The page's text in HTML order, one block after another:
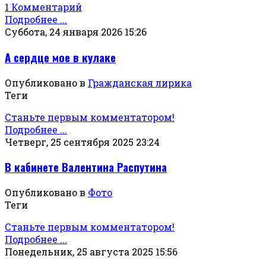
1 Комментарий
Подробнее ...
Суббота, 24 января 2026 15:26
А сердце мое в кулаке
Опубликовано в Гражданская лирика
Теги
Станьте первым комментатором!
Подробнее ...
Четверг, 25 сентября 2025 23:24
В кабинете Валентина Распутина
Опубликовано в Фото
Теги
Станьте первым комментатором!
Подробнее ...
Понедельник, 25 августа 2025 15:56